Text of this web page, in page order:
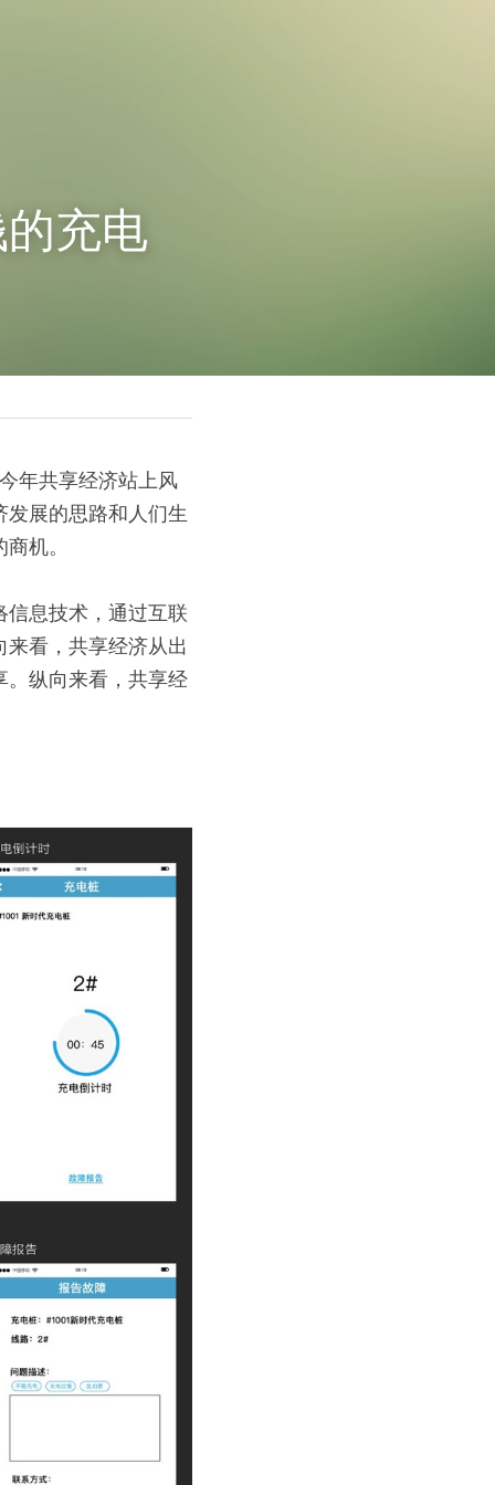
充电
年共享经济站上风
展的思路和人们生
机。
信息技术，通过互联
看，共享经济从出
。纵向来看，共享经